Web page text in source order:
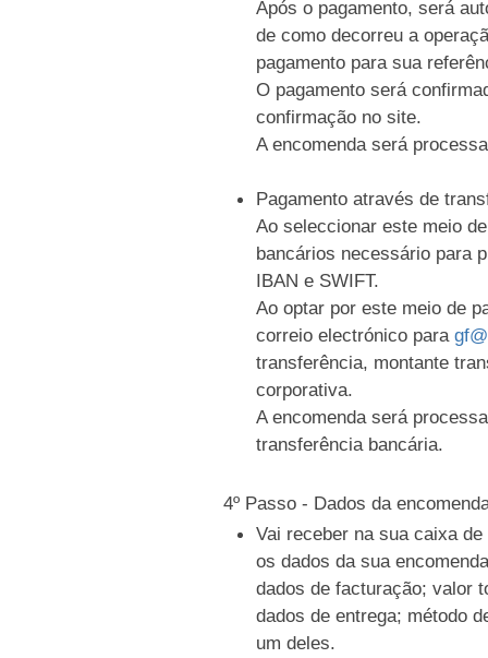
Após o pagamento, será
de como decorreu a
pagamento para sua
O pagamento será
confirmação no site.
A encomenda será
Pagamento através de
Ao seleccionar este meio
bancários necessário para
IBAN e SWIFT.
Ao optar por este meio de
correio electrónico para
transferência, montante
corporativa.
A encomenda será
transferência bancária.
4º Passo - Dados da
Vai receber na sua caixa
os dados da sua
dados de facturação; valor
dados de entrega; método
um deles.